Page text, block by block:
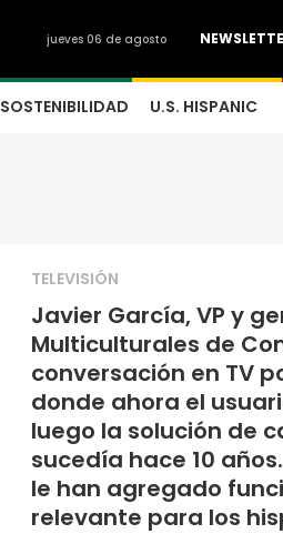
jueves 06 de agosto
SOSTENIBILIDAD U.S. HISPANIC
TELEVISIÓN
Javier García, VP y
Multiculturales de
conversación en TV
donde ahora el
luego la solución de
sucedía hace 10
le han agregado
relevante para los